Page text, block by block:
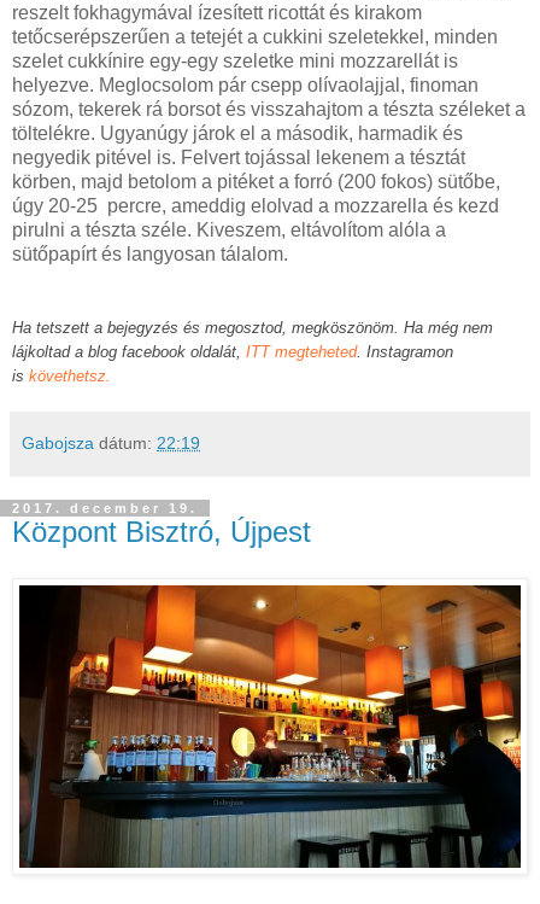
reszelt fokhagymával ízesített ricottát és kirakom
tetőcserépszerűen a tetejét a cukkini szeletekkel, minden
szelet cukkínire egy-egy szeletke mini mozzarellát is
helyezve. Meglocsolom pár csepp olívaolajjal, finoman
sózom, tekerek rá borsot és visszahajtom a tészta széleket a
töltelékre. Ugyanúgy járok el a második, harmadik és
negyedik pitével is. Felvert tojással lekenem a tésztát
körben, majd betolom a pitéket a forró (200 fokos) sütőbe,
úgy 20-25 percre, ameddig elolvad a mozzarella és kezd
pirulni a tészta széle. Kiveszem, eltávolítom alóla a
sütőpapírt és langyosan tálalom.
Ha tetszett a bejegyzés és megosztod, megköszönöm. Ha még nem
lájkoltad a blog facebook oldalát, ITT megteheted. Instagramon
is követhetsz.
Gabojsza dátum: 22:19
2017. december 19.
Központ Bisztró, Újpest